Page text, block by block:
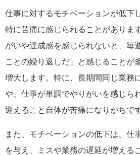
仕事に対するモチベーションが低下
特に苦痛に感じられることがありま
がいや達成感を感じられないと、毎
ことの繰り返しだ」と感じることが
増大します。特に、長期間同じ業務
や、仕事が単調でやりがいを感じら
迎えること自体が苦痛になりがちで
また、モチベーションの低下は、仕
を与え、ミスや業務の遅延が増える